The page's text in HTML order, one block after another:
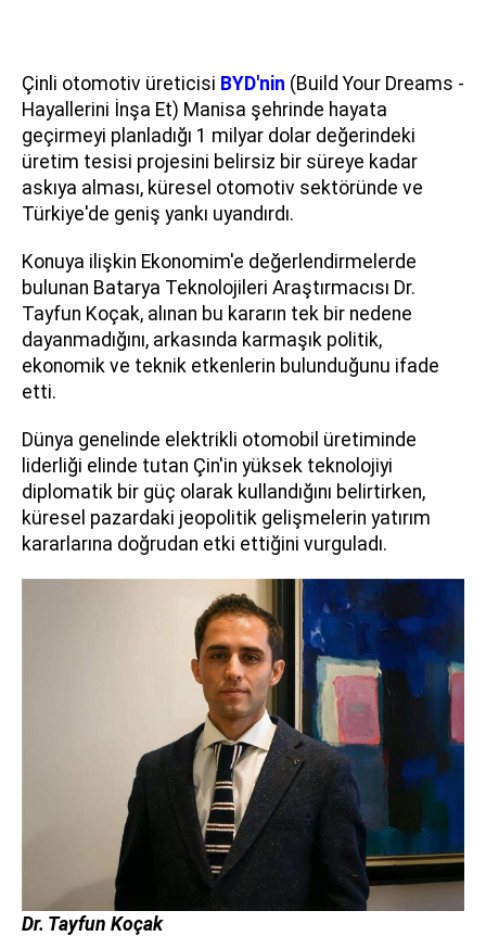
Çinli otomotiv üreticisi BYD'nin (Build Your Dreams -
Hayallerini İnşa Et) Manisa şehrinde hayata
geçirmeyi planladığı 1 milyar dolar değerindeki
üretim tesisi projesini belirsiz bir süreye kadar
askıya alması, küresel otomotiv sektöründe ve
Türkiye'de geniş yankı uyandırdı.
Konuya ilişkin Ekonomim'e değerlendirmelerde
bulunan Batarya Teknolojileri Araştırmacısı Dr.
Tayfun Koçak, alınan bu kararın tek bir nedene
dayanmadığını, arkasında karmaşık politik,
ekonomik ve teknik etkenlerin bulunduğunu ifade
etti.
Dünya genelinde elektrikli otomobil üretiminde
liderliği elinde tutan Çin'in yüksek teknolojiyi
diplomatik bir güç olarak kullandığını belirtirken,
küresel pazardaki jeopolitik gelişmelerin yatırım
kararlarına doğrudan etki ettiğini vurguladı.
Dr. Tayfun Koçak